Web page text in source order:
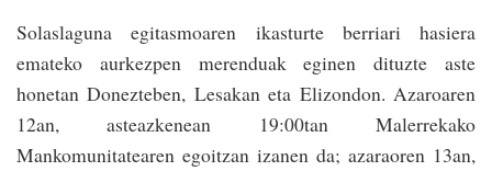
Solaslaguna egitasmoaren ikasturte berriari hasiera
emateko aurkezpen merenduak eginen dituzte aste
honetan Donezteben, Lesakan eta Elizondon. Azaroaren
12an, asteazkenean 19:00tan Malerrekako
Mankomunitatearen egoitzan izanen da; azaraoren 13an,